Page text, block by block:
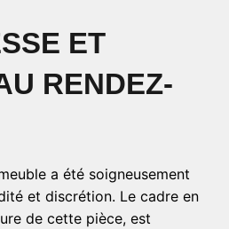
ET
RENDEZ-
a été soigneusement
et discrétion. Le cadre en
de cette pièce, est